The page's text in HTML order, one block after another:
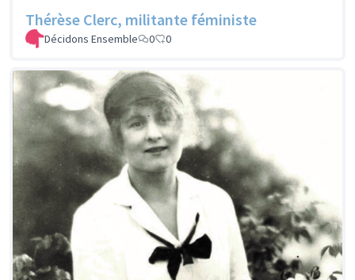
Thérèse Clerc, militante féministe
Décidons Ensemble 0 0